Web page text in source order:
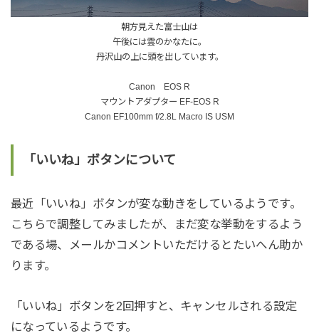
朝方見えた富士山は
午後には雲のかなたに。
丹沢山の上に頭を出しています。
Canon EOS R
マウントアダプター EF-EOS R
Canon EF100mm f/2.8L Macro IS USM
「いいね」ボタンについて
最近「いいね」ボタンが変な動きをしているようです。
こちらで調整してみましたが、まだ変な挙動をするよう
である場、メールかコメントいただけるとたいへん助か
ります。
「いいね」ボタンを2回押すと、キャンセルされる設定
になっているようです。